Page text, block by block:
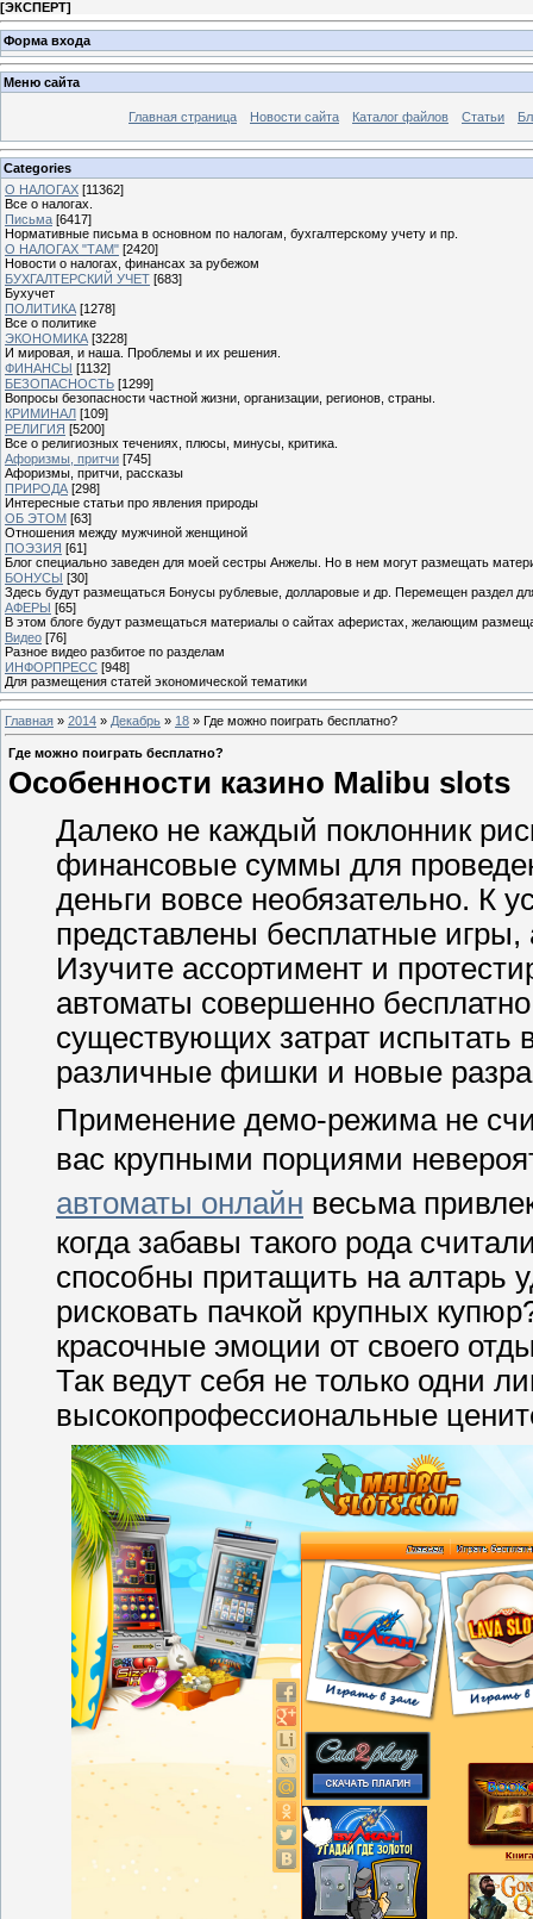
[ЭКСПЕРТ]
Форма входа
Меню сайта
Главная страница Новости сайта Каталог файлов Статьи
Categories
О НАЛОГАХ [11362]
Все о налогах.
Письма [6417]
Нормативные письма в основном по налогам, бухгалтерскому учету и пр.
О НАЛОГАХ "ТАМ" [2420]
Новости о налогах, финансах за рубежом
БУХГАЛТЕРСКИЙ УЧЕТ [683]
Бухучет
ПОЛИТИКА [1278]
Все о политике
ЭКОНОМИКА [3228]
И мировая, и наша. Проблемы и их решения.
ФИНАНСЫ [1132]
БЕЗОПАСНОСТЬ [1299]
Вопросы безопасности частной жизни, организации, регионов, страны.
КРИМИНАЛ [109]
РЕЛИГИЯ [5200]
Все о религиозных течениях, плюсы, минусы, критика.
Афоризмы, притчи [745]
Афоризмы, притчи, рассказы
ПРИРОДА [298]
Интересные статьи про явления природы
ОБ ЭТОМ [63]
Отношения между мужчиной женщиной
ПОЭЗИЯ [61]
Блог специально заведен для моей сестры Анжелы. Но в нем могут размещать
БОНУСЫ [30]
Здесь будут размещаться Бонусы рублевые, долларовые и др. Перемещен раздел
АФЕРЫ [65]
В этом блоге будут размещаться материалы о сайтах аферистах, желающим
Видео [76]
Разное видео разбитое по разделам
ИНФОРПРЕСС [948]
Для размещения статей экономической тематики
Главная » 2014 » Декабрь » 18 » Где можно поиграть бесплатно?
Где можно поиграть бесплатно?
Особенности казино Malibu slots
Далеко не каждый поклонник
финансовые суммы для
деньги вовсе необязательно. К
представлены бесплатные
Изучите ассортимент и
автоматы совершенно
существующих затрат испытать
различные фишки и новые
Применение демо-режима не
вас крупными порциями
автоматы онлайн весьма
когда забавы такого рода
способны притащить на алтарь
рисковать пачкой крупных
красочные эмоции от своего
Так ведут себя не только одни
высокопрофессиональные